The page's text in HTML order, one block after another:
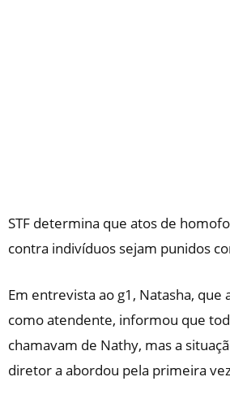
STF determina que atos de
contra indivíduos sejam punidos
Em entrevista ao g1 , Natasha, que
como atendente, informou que
chamavam de Nathy, mas a
diretor a abordou pela primeira